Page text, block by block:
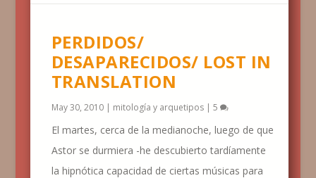
PERDIDOS/
DESAPARECIDOS/ LOST IN
TRANSLATION
May 30, 2010| mitología y arquetipos| 5
El martes, cerca de la medianoche, luego de que
Astor se durmiera -he descubierto tardíamente
la hipnótica capacidad de ciertas músicas para